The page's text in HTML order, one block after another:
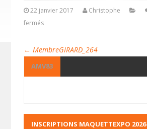
22 janvier 2017 Christophe
fermés
← MembreGIRARD_264
AMV83
INSCRIPTIONS MAQUETTEXPO 2026